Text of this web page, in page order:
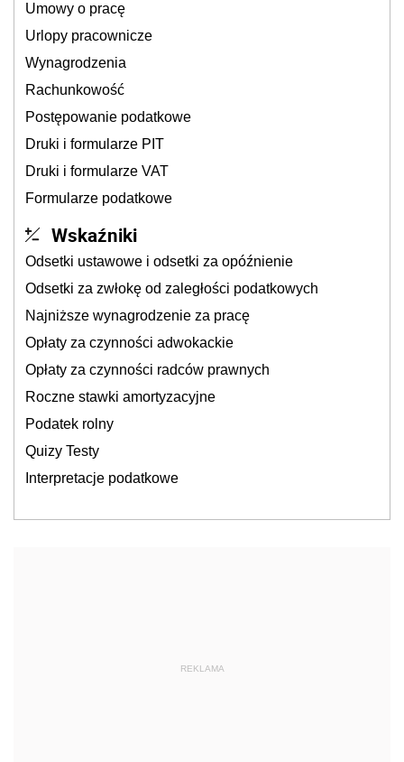
Umowy o pracę
Urlopy pracownicze
Wynagrodzenia
Rachunkowość
Postępowanie podatkowe
Druki i formularze PIT
Druki i formularze VAT
Formularze podatkowe
Wskaźniki
Odsetki ustawowe i odsetki za opóźnienie
Odsetki za zwłokę od zaległości podatkowych
Najniższe wynagrodzenie za pracę
Opłaty za czynności adwokackie
Opłaty za czynności radców prawnych
Roczne stawki amortyzacyjne
Podatek rolny
Quizy Testy
Interpretacje podatkowe
REKLAMA